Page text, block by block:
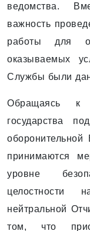
ведомства.
важность
работы для
оказываемых
Службы были
Обращаясь к
государства
оборонительной
принимаются
уровне
целостности
нейтральной
том, что